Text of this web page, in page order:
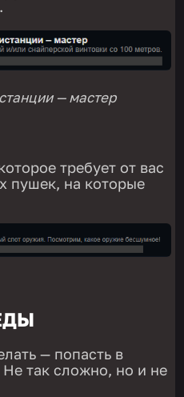
— мастер
требует от вас
пушек, на которые
— попасть в
так сложно, но и не